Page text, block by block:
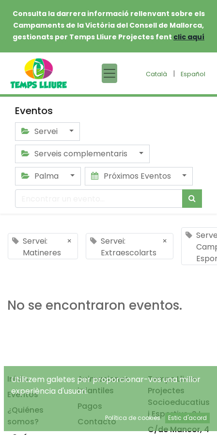
Consulta la darrera informació rellenvant sobre els
Campaments de la Victòria del Consell de Mallorca,
gestionats per Temps Lliure Projectes fent clic aquí
Català | Español
Eventos
Servei
Serveis complementaris
Palma
Próximos Eventos
Servei:
Matineres
×
Servei:
Extraescolarts
×
No se encontraron eventos.
Inicio
Eventos
¿Quiénes
somos?
Animaciones
infantiles
Pagos
Contacto
Temps Lliure
Projectes
Socioeducatius
i Esportius, S.L.
C/de Mancor, 4
Utilitzem galetes per proporcionar-vos una millor
experiència d'usuari.
Política de cookies Estic d'acord